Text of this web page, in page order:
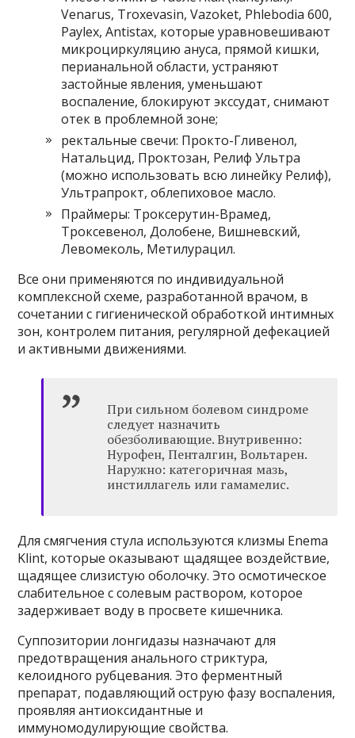
Venarus, Troxevasin, Vazoket, Phlebodia 600,
Paylex, Antistax, которые уравновешивают
микроциркуляцию ануса, прямой кишки,
перианальной области, устраняют
застойные явления, уменьшают
воспаление, блокируют экссудат, снимают
отек в проблемной зоне;
ректальные свечи: Прокто-Гливенол,
Натальцид, Проктозан, Релиф Ультра
(можно использовать всю линейку Релиф),
Ультрапрокт, облепиховое масло.
Праймеры: Троксерутин-Врамед,
Троксевенол, Долобене, Вишневский,
Левомеколь, Метилурацил.
Все они применяются по индивидуальной
комплексной схеме, разработанной врачом, в
сочетании с гигиенической обработкой интимных
зон, контролем питания, регулярной дефекацией
и активными движениями.
При сильном болевом синдроме
следует назначить
обезболивающие. Внутривенно:
Нурофен, Пенталгин, Вольтарен.
Наружно: категоричная мазь,
инстиллагель или гамамелис.
Для смягчения стула используются клизмы Enema
Klint, которые оказывают щадящее воздействие,
щадящее слизистую оболочку. Это осмотическое
слабительное с солевым раствором, которое
задерживает воду в просвете кишечника.
Суппозитории лонгидазы назначают для
предотвращения анального стриктура,
келоидного рубцевания. Это ферментный
препарат, подавляющий острую фазу воспаления,
проявляя антиоксидантные и
иммуномодулирующие свойства.